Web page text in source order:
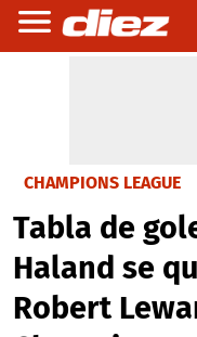
CHAMPIONS LEAGUE
Tabla de
Haland se
Robert